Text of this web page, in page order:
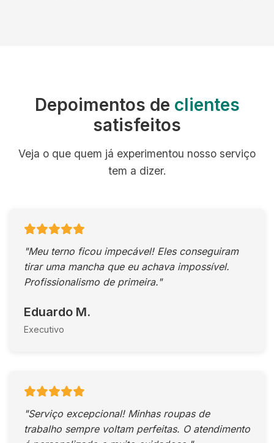
Depoimentos de clientes
satisfeitos
Veja o que quem já experimentou nosso serviço
tem a dizer.
"Meu terno ficou impecável! Eles conseguiram
tirar uma mancha que eu achava impossível.
Profissionalismo de primeira."
Eduardo M.
Executivo
"Serviço excepcional! Minhas roupas de
trabalho sempre voltam perfeitas. O atendimento